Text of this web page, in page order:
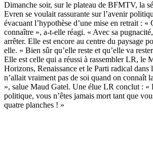
Dimanche soir, sur le plateau de BFMTV, la
Evren se voulait rassurante sur l’avenir
évacuant l’hypothèse d’une mise en retrait : «
connaître », a-t-elle réagi. « Avec sa
arrêter. Elle est encore au centre du paysage
elle. « Bien sûr qu’elle reste et qu’elle va
Elle est celle qui a réussi à rassembler LR, le
Horizons, Renaissance et le Parti radical dans
n’allait vraiment pas de soi quand on connaît
», salue Maud Gatel. Une élue LR conclut : «
politique, vous n’êtes jamais mort tant que
quatre planches ! »